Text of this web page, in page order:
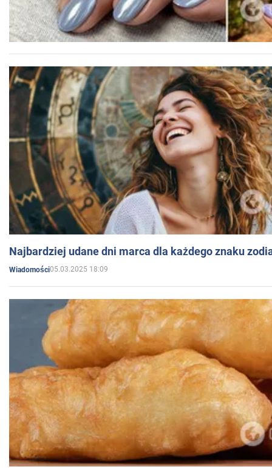
Najbardziej udane dni marca dla każdego znaku
Wiadomości05.03.2025 18:09